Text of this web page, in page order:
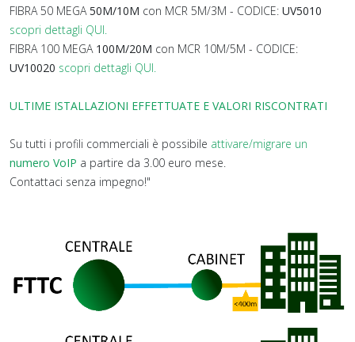
FIBRA 50 MEGA50M/10M con MCR 5M/3M - CODICE: UV5010
scopri dettagli QUI.
FIBRA 100 MEGA 100M/20M con MCR 10M/5M - CODICE:
UV10020 scopri dettagli QUI.
ULTIME ISTALLAZIONI EFFETTUATE E VALORI RISCONTRATI
Su tutti i profili commerciali è possibile attivare/migrare un
numero VoIP a partire da 3.00 euro mese.
Contattaci senza impegno!"